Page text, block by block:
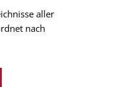
aller
nach